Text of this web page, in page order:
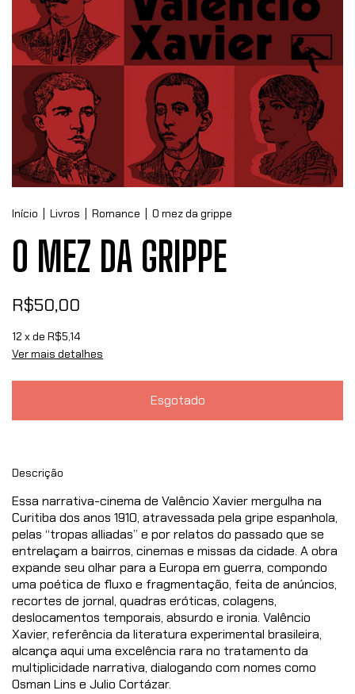
Início Livros Romance O mez da grippe
O MEZ DA GRIPPE
R$50,00
12 x de R$5,14
Ver mais detalhes
Descrição
Essa narrativa-cinema de Valêncio Xavier mergulha na
Curitiba dos anos 1910, atravessada pela gripe espanhola,
pelas “tropas alliadas” e por relatos do passado que se
entrelaçam a bairros, cinemas e missas da cidade. A obra
expande seu olhar para a Europa em guerra, compondo
uma poética de fluxo e fragmentação, feita de anúncios,
recortes de jornal, quadras eróticas, colagens,
deslocamentos temporais, absurdo e ironia. Valêncio
Xavier, referência da literatura experimental brasileira,
alcança aqui uma excelência rara no tratamento da
multiplicidade narrativa, dialogando com nomes como
Osman Lins e Julio Cortázar.